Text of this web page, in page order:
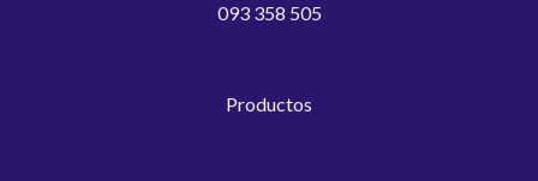
093 358 505
Productos